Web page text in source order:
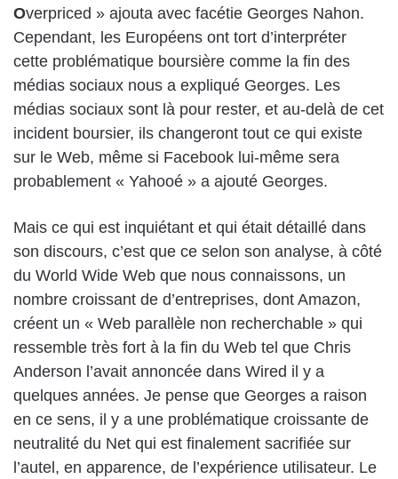
Overpriced » ajouta avec facétie Georges Nahon.
Cependant, les Européens ont tort d’interpréter
cette problématique boursière comme la fin des
médias sociaux nous a expliqué Georges. Les
médias sociaux sont là pour rester, et au-delà de cet
incident boursier, ils changeront tout ce qui existe
sur le Web, même si Facebook lui-même sera
probablement « Yahooé » a ajouté Georges.
Mais ce qui est inquiétant et qui était détaillé dans
son discours, c’est que ce selon son analyse, à côté
du World Wide Web que nous connaissons, un
nombre croissant de d’entreprises, dont Amazon,
créent un « Web parallèle non recherchable » qui
ressemble très fort à la fin du Web tel que Chris
Anderson l’avait annoncée dans Wired il y a
quelques années. Je pense que Georges a raison
en ce sens, il y a une problématique croissante de
neutralité du Net qui est finalement sacrifiée sur
l’autel, en apparence, de l’expérience utilisateur. Le